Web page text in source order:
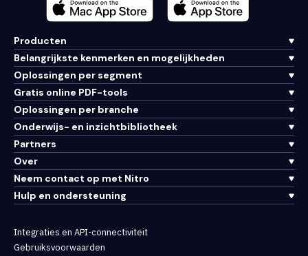
Producten
Belangrijkste kenmerken en mogelijkheden
Oplossingen per segment
Gratis online PDF-tools
Oplossingen per branche
Onderwijs- en inzichtbibliotheek
Partners
Over
Neem contact op met Nitro
Hulp en ondersteuning
Integraties en API-connectiviteit
Gebruiksvoorwaarden